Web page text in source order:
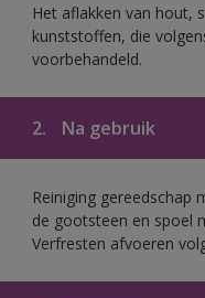
Het aflakken van hout,
kunststoffen, die
voorbehandeld.
2. Na gebruik
Reiniging
de gootsteen en spoel
Verfresten afvoeren